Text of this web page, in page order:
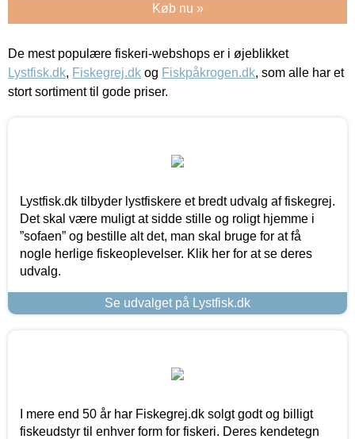
Køb nu »
De mest populære fiskeri-webshops er i øjeblikket
Lystfisk.dk, Fiskegrej.dk og Fiskpåkrogen.dk, som alle har et
stort sortiment til gode priser.
Lystfisk.dk tilbyder lystfiskere et bredt udvalg af fiskegrej.
Det skal være muligt at sidde stille og roligt hjemme i
”sofaen” og bestille alt det, man skal bruge for at få
nogle herlige fiskeoplevelser. Klik her for at se deres
udvalg.
Se udvalget på Lystfisk.dk
I mere end 50 år har Fiskegrej.dk solgt godt og billigt
fiskeudstyr til enhver form for fiskeri. Deres kendetegn